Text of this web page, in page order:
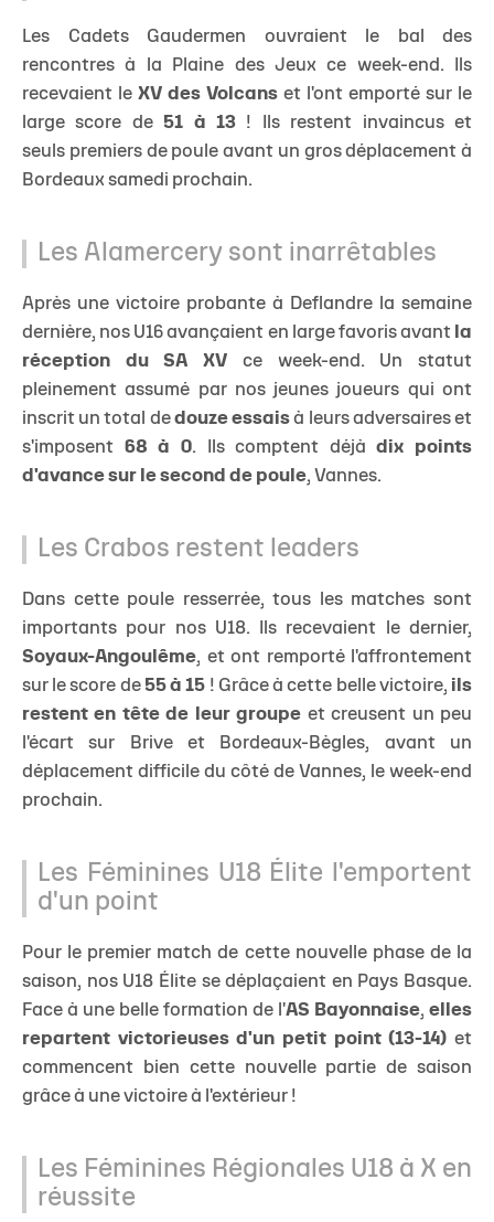
Les Cadets Gaudermen ouvraient le bal des
rencontres à la Plaine des Jeux ce week-end. Ils
recevaient le XV des Volcans et l'ont emporté sur le
large score de 51 à 13 ! Ils restent invaincus et
seuls premiers de poule avant un gros déplacement à
Bordeaux samedi prochain.
Les Alamercery sont inarrêtables
Après une victoire probante à Deflandre la semaine
dernière, nos U16 avançaient en large favoris avant la
réception du SA XV ce week-end. Un statut
pleinement assumé par nos jeunes joueurs qui ont
inscrit un total de douze essais à leurs adversaires et
s'imposent 68 à 0. Ils comptent déjà dix points
d'avance sur le second de poule, Vannes.
Les Crabos restent leaders
Dans cette poule resserrée, tous les matches sont
importants pour nos U18. Ils recevaient le dernier,
Soyaux-Angoulême, et ont remporté l'affrontement
sur le score de 55 à 15 ! Grâce à cette belle victoire, ils
restent en tête de leur groupe et creusent un peu
l'écart sur Brive et Bordeaux-Bègles, avant un
déplacement difficile du côté de Vannes, le week-end
prochain.
Les Féminines U18 Élite l'emportent
d'un point
Pour le premier match de cette nouvelle phase de la
saison, nos U18 Élite se déplaçaient en Pays Basque.
Face à une belle formation de l'AS Bayonnaise, elles
repartent victorieuses d'un petit point (13-14) et
commencent bien cette nouvelle partie de saison
grâce à une victoire à l'extérieur !
Les Féminines Régionales U18 à X en
réussite